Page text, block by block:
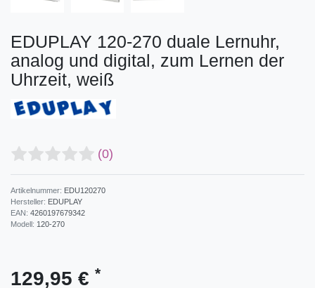
EDUPLAY 120-270 duale Lernuhr,
analog und digital, zum Lernen der
Uhrzeit, weiß
(0)
Artikelnummer: EDU120270
Hersteller: EDUPLAY
EAN: 4260197679342
Modell: 120-270
129,95 € *